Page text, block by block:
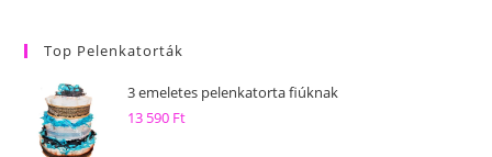
Top Pelenkatorták
3 emeletes pelenkatorta fiúknak
13 590 Ft